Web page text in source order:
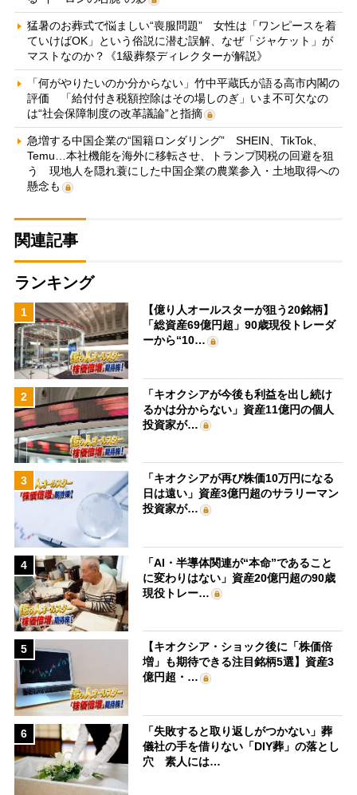
猛暑のお葬式で悩ましい“喪服問題” 女性は「ワンピースを着
ていけばOK」という俗説に潜む誤解、なぜ「ジャケット」が
マストなのか？《1級葬祭ディレクターが解説》
「何がやりたいのか分からない」竹中平蔵氏が語る高市内閣の
評価 「給付付き税額控除はその場しのぎ」いま不可欠なの
は“社会保障制度の改革議論”と指摘
急増する中国企業の“国籍ロンダリング” SHEIN、TikTok、
Temu…本社機能を海外に移転させ、トランプ関税の回避を狙
う 現地人を隠れ蓑にした中国企業の農業参入・土地取得への
懸念も
関連記事
ランキング
1
【億り人オールスターが狙う20銘柄】
「総資産69億円超」90歳現役トレーダ
ーから“10…
2
「キオクシアが今後も利益を出し続け
るかは分からない」資産11億円の個人
投資家が…
3
「キオクシアが再び株価10万円になる
日は遠い」資産3億円超のサラリーマン
投資家が…
4
「AI・半導体関連が“本命”であること
に変わりはない」資産20億円超の90歳
現役トレー…
5
【キオクシア・ショック後に「株価倍
増」も期待できる注目銘柄5選】資産3
億円超・…
6
「失敗すると取り返しがつかない」葬
儀社の手を借りない「DIY葬」の落とし
穴 素人には…